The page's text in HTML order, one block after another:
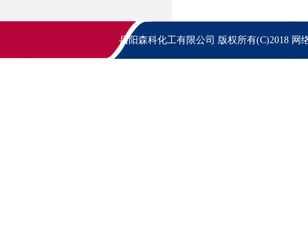
岳阳森科化工有限公司 版权所有(C)2018 网